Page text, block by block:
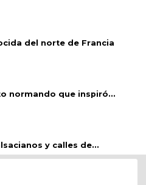
del norte de Francia
normando que inspiró...
y calles de...